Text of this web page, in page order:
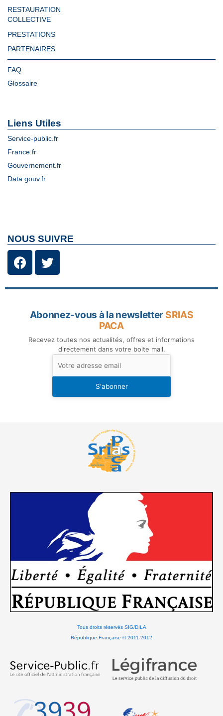
RESTAURATION
COLLECTIVE
PRESTATIONS
PARTENAIRES
FAQ
Glossaire
Liens Utiles
Service-public.fr
France.fr
Gouvernement.fr
Data.gouv.fr
NOUS SUIVRE
Abonnez-vous à la newsletter SRIAS
PACA
Recevez toutes nos actualités, offres et informations
directement dans votre boite mail.
S'abonner
Tous droits réservés SIG/DILA
République Française © 2011-2012